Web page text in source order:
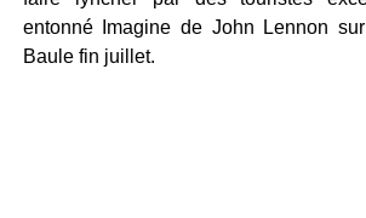
entonné Imagine de John Lennon
Baule fin juillet.